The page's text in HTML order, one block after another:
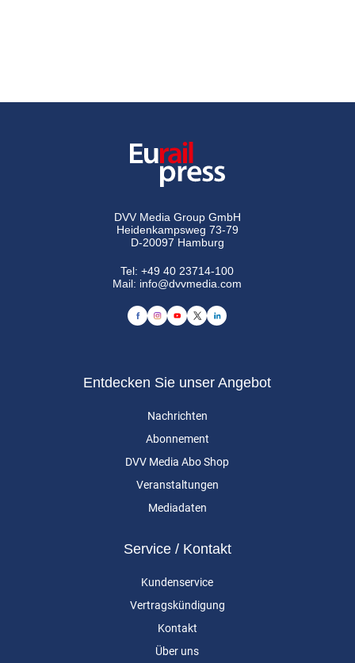
DVV Media Group GmbH
Heidenkampsweg 73-79
D-20097 Hamburg
Tel:+49 40 23714-100
Mail: info@dvvmedia.com
Entdecken Sie unser Angebot
Nachrichten
Abonnement
DVV Media Abo Shop
Veranstaltungen
Mediadaten
Service / Kontakt
Kundenservice
Vertragskündigung
Kontakt
Über uns